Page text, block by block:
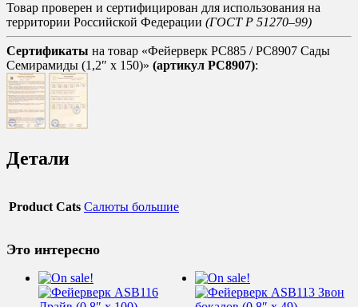
Товар проверен и сертифицирован для использования на
территории Российской Федерации (ГОСТ Р 51270–99)
Сертификаты на товар «Фейерверк РС885 / РС8907 Сады
Семирамиды (1,2″ х 150)» (артикул РС8907):
Детали
Product Cats Салюты большие
Это интересно